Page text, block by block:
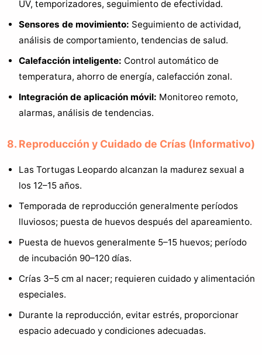
UV, temporizadores, seguimiento de efectividad.
Sensores de movimiento: Seguimiento de actividad,
análisis de comportamiento, tendencias de salud.
Calefacción inteligente: Control automático de
temperatura, ahorro de energía, calefacción zonal.
Integración de aplicación móvil: Monitoreo remoto,
alarmas, análisis de tendencias.
8. Reproducción y Cuidado de Crías (Informativo)
Las Tortugas Leopardo alcanzan la madurez sexual a
los 12–15 años.
Temporada de reproducción generalmente períodos
lluviosos; puesta de huevos después del apareamiento.
Puesta de huevos generalmente 5–15 huevos; período
de incubación 90–120 días.
Crías 3–5 cm al nacer; requieren cuidado y alimentación
especiales.
Durante la reproducción, evitar estrés, proporcionar
espacio adecuado y condiciones adecuadas.